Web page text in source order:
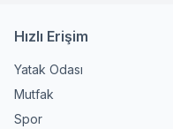
Hızlı Erişim
Yatak Odası
Mutfak
Spor